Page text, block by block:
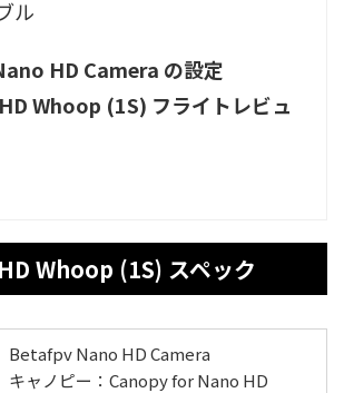
ル
HD Camera の設定
Whoop (1S) フライトレビュ
Whoop (1S) スペック
Betafpv Nano HD Camera
キャノピー：Canopy for Nano HD